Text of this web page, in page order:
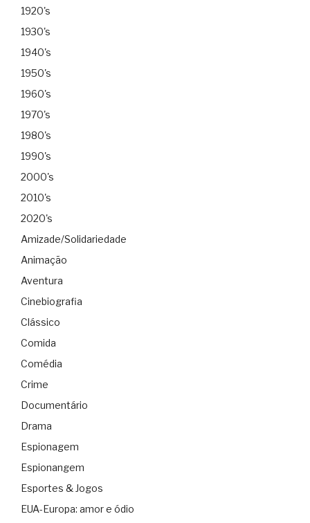
1920's
1930's
1940's
1950's
1960's
1970's
1980's
1990's
2000's
2010's
2020's
Amizade/Solidariedade
Animação
Aventura
Cinebiografia
Clássico
Comida
Comédia
Crime
Documentário
Drama
Espionagem
Espionangem
Esportes & Jogos
EUA-Europa: amor e ódio